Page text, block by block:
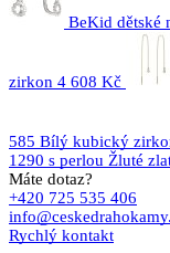
BeKid dětské
zirkon 4 608 Kč
585 Bílý kubický
1290 s perlou Žluté
Máte dotaz?
+420 725 535 406
Rychlý kontakt